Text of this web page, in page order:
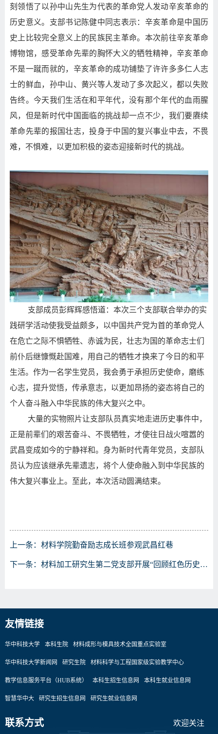
刻领悟了以孙中山先生为代表的革命党人发动辛亥革命的
历史意义。支部书记陈健中 同志表示： 辛亥革命是中国历
史上比较完全意义上的民族民主革命。本次前往辛亥革命
博物馆，感受革命先辈的胸怀大义的牺牲精神，辛亥革命
不是一蹴而就的，辛亥革命的成功铺垫了许许多多仁人志
士的鲜血，孙中山、黄兴等人发动了多次起义，都以失败
告终。今天我们生活在和平年代，没有那个年代的血雨腥
风，但是新时代中国面临的挑战却一点不少，我们要赓续
革命先辈的报国壮志，投身于中国的复兴事业中去，不畏
难，不惧难，以更加积极的姿态迎接新时代的挑战。
支部成员彭辉辉感悟道：本次三个支部联合举办的实
践研学活动使我受益颇多，以中国共产党为首的革命党人
在危亡之际不惧牺牲、赤诚为民，壮志为国的革命志士们
前仆后继慷慨赴国难，用自己的牺牲才换来了今日的和平
生活。作为一名学生党员，我会勇于承担历史使命，磨练
心志，提升觉悟，传承意志，以更加昂扬的姿态将自己的
个人奋斗融入中华民族的伟大复兴之中。
大量的实物照片让支部队员真实地走进历史事件中，
正是前辈们的艰苦奋斗、不畏牺牲，才使往日战火喧嚣的
武昌变成如今的宁静祥和。身为新时代青年党员，支部队
员认为应该继承先辈遗志，将个人使命融入到中华民族的
伟大复兴事业上。至此，本次活动圆满结束。
上一条： 材料学院勤奋励志成长班参观武昌红巷
下一条： 材料加工研究生第二党支部开展“回顾红色历史，延续红色使命”特色党日活动
友情链接
华中科技大学 本科生院 材料成形与模具技术全国重点实验室
华中科技大学新闻网 研究生院 材料科学与工程国家级实验教学中心
教学信息服务平台（HUB系统） 本科生招生信息网 本科生就业信息网
智慧华中大 研究生招生信息网 研究生就业信息网
联系方式 欢迎关注